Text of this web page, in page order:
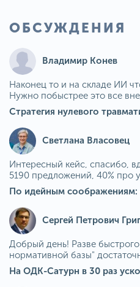
ОБСУЖДЕНИЯ
Владимир Конев
Наконец то и на складе ИИ
Нужно побыстрее это все
Светлана Власовец
Интересный кейс, спасибо,
5190 предложений, 40% про
По идейным
Сергей Петрович
Добрый день! Разве
нормативной базы"